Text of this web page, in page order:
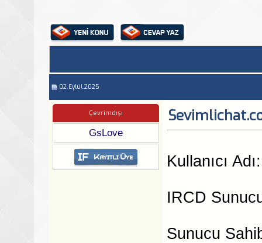
02.Eylül.2025
Çevrimdışı
GsLove
Kullanıcı
IRCD
Sunucu